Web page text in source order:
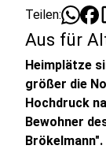
Teilen:
Aus für
Heimplätze
größer die
Hochdruck
Bewohner